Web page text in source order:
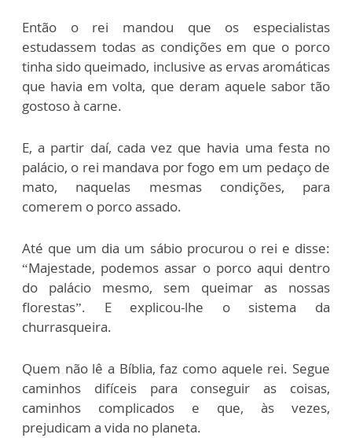
Então o rei mandou que os especialistas
estudassem todas as condições em que o porco
tinha sido queimado, inclusive as ervas aromáticas
que havia em volta, que deram aquele sabor tão
gostoso à carne.
E, a partir daí, cada vez que havia uma festa no
palácio, o rei mandava por fogo em um pedaço de
mato, naquelas mesmas condições, para
comerem o porco assado.
Até que um dia um sábio procurou o rei e disse:
“Majestade, podemos assar o porco aqui dentro
do palácio mesmo, sem queimar as nossas
florestas”. E explicou-lhe o sistema da
churrasqueira.
Quem não lê a Bíblia, faz como aquele rei. Segue
caminhos difíceis para conseguir as coisas,
caminhos complicados e que, às vezes,
prejudicam a vida no planeta.